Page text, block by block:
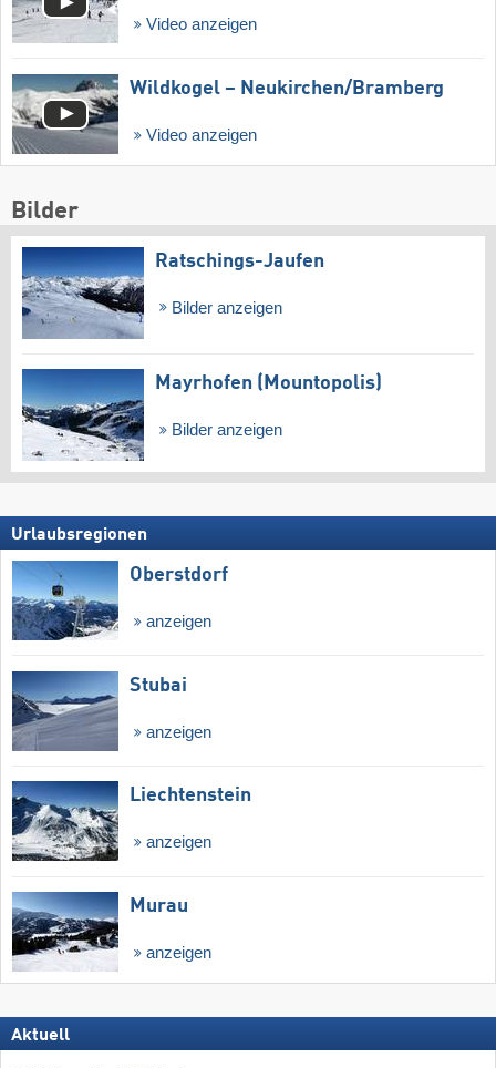
Video anzeigen
Wildkogel – Neukirchen/​Bramberg
Video anzeigen
Bilder
Ratschings-Jaufen
Bilder anzeigen
Mayrhofen (Mountopolis)
Bilder anzeigen
Urlaubsregionen
Oberstdorf
anzeigen
Stubai
anzeigen
Liechtenstein
anzeigen
Murau
anzeigen
Aktuell